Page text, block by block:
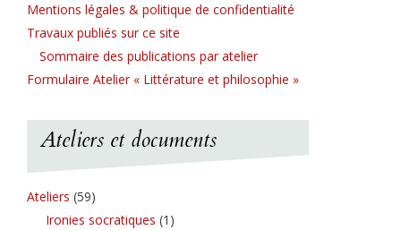
Mentions légales & politique de confidentialité
Travaux publiés sur ce site
Sommaire des publications par atelier
Formulaire Atelier « Littérature et philosophie »
Ateliers et documents
Ateliers (59)
Ironies socratiques (1)